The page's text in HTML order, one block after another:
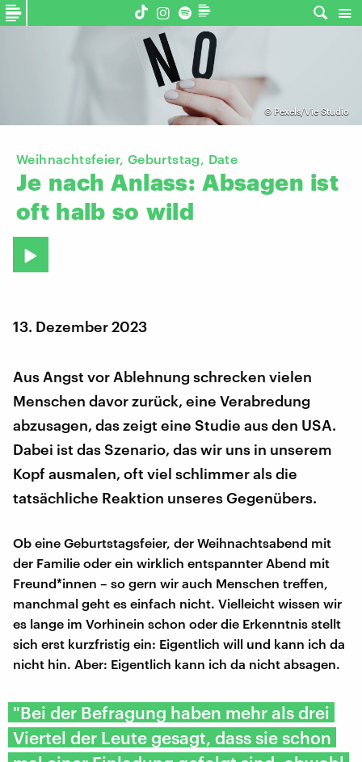
© Pexels/Vie Studio
Weihnachtsfeier, Geburtstag, Date
Je nach Anlass: Absagen ist
oft halb so wild
13. Dezember 2023
Aus Angst vor Ablehnung schrecken vielen
Menschen davor zurück, eine Verabredung
abzusagen, das zeigt eine Studie aus den USA.
Dabei ist das Szenario, das wir uns in unserem
Kopf ausmalen, oft viel schlimmer als die
tatsächliche Reaktion unseres Gegenübers.
Ob eine Geburtstagsfeier, der Weihnachtsabend mit
der Familie oder ein wirklich entspannter Abend mit
Freund*innen – so gern wir auch Menschen treffen,
manchmal geht es einfach nicht. Vielleicht wissen wir
es lange im Vorhinein schon oder die Erkenntnis stellt
sich erst kurzfristig ein: Eigentlich will und kann ich da
nicht hin. Aber: Eigentlich kann ich da nicht absagen.
"Bei der Befragung haben mehr als drei
Viertel der Leute gesagt, dass sie schon